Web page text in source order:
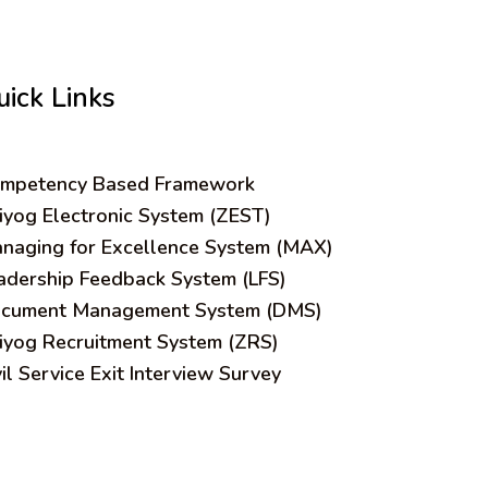
Links
Based Framework
Electronic System (ZEST)
for Excellence System (MAX)
Feedback System (LFS)
Management System (DMS)
Recruitment System (ZRS)
Service Exit Interview Survey